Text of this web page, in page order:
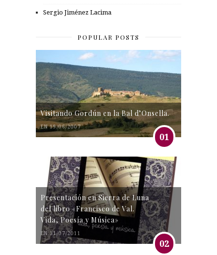
Sergio Jiménez Lacima
POPULAR POSTS
Visitando Gordún en la Bal d’Onsella.
EN 19/06/2007
01
Presentación en Sierra de Luna
del libro «Francisco de Val.
Vida, Poesía y Música»
EN 31/07/2011
02